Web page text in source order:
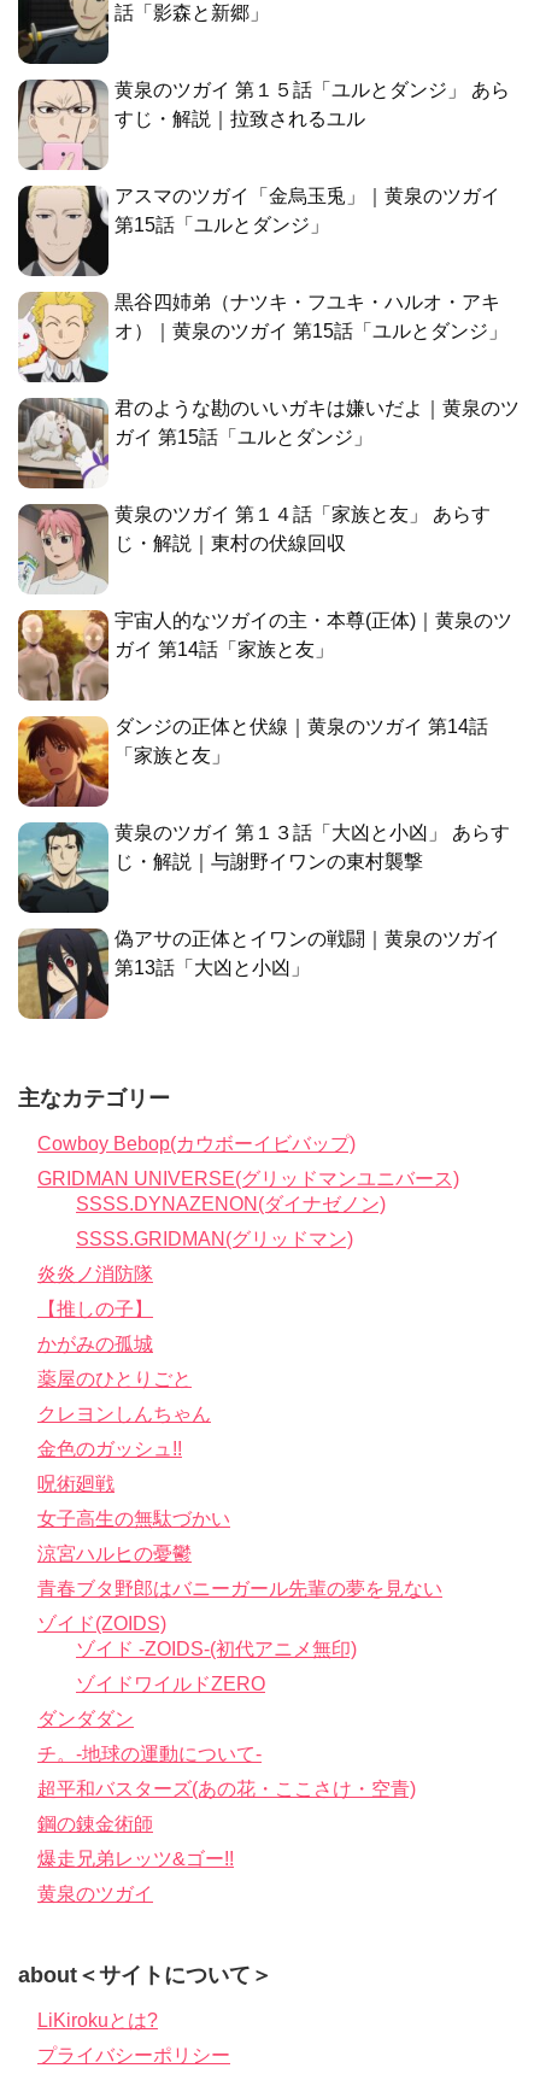
話「影森と新郷」
黄泉のツガイ 第１５話「ユルとダンジ」 あら
すじ・解説｜拉致されるユル
アスマのツガイ「金烏玉兎」｜黄泉のツガイ
第15話「ユルとダンジ」
黒谷四姉弟（ナツキ・フユキ・ハルオ・アキ
オ）｜黄泉のツガイ 第15話「ユルとダンジ」
君のような勘のいいガキは嫌いだよ｜黄泉のツ
ガイ 第15話「ユルとダンジ」
黄泉のツガイ 第１４話「家族と友」 あらす
じ・解説｜東村の伏線回収
宇宙人的なツガイの主・本尊(正体)｜黄泉のツ
ガイ 第14話「家族と友」
ダンジの正体と伏線｜黄泉のツガイ 第14話
「家族と友」
黄泉のツガイ 第１３話「大凶と小凶」 あらす
じ・解説｜与謝野イワンの東村襲撃
偽アサの正体とイワンの戦闘｜黄泉のツガイ
第13話「大凶と小凶」
主なカテゴリー
Cowboy Bebop(カウボーイビバップ)
GRIDMAN UNIVERSE(グリッドマンユニバース)
SSSS.DYNAZENON(ダイナゼノン)
SSSS.GRIDMAN(グリッドマン)
炎炎ノ消防隊
【推しの子】
かがみの孤城
薬屋のひとりごと
クレヨンしんちゃん
金色のガッシュ!!
呪術廻戦
女子高生の無駄づかい
涼宮ハルヒの憂鬱
青春ブタ野郎はバニーガール先輩の夢を見ない
ゾイド(ZOIDS)
ゾイド -ZOIDS-(初代アニメ無印)
ゾイドワイルドZERO
ダンダダン
チ。-地球の運動について-
超平和バスターズ(あの花・ここさけ・空青)
鋼の錬金術師
爆走兄弟レッツ&ゴー!!
黄泉のツガイ
about＜サイトについて＞
LiKirokuとは?
プライバシーポリシー